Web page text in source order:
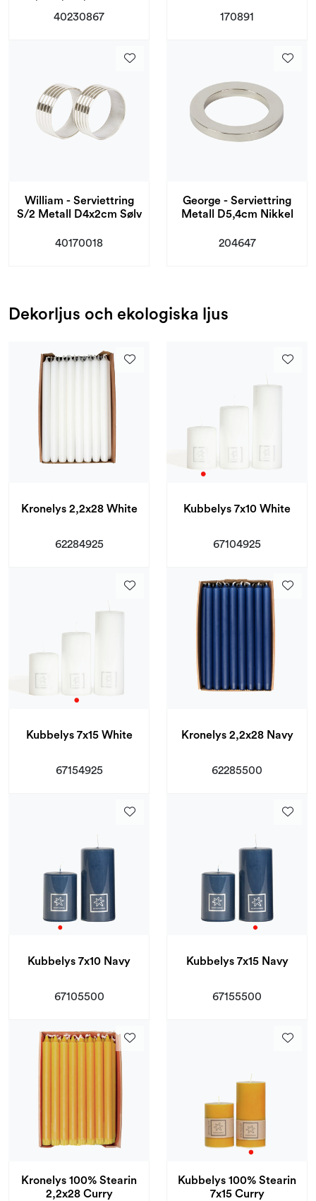
40230867
170891
William - Serviettring
S/2 Metall D4x2cm Sølv
40170018
George - Serviettring
Metall D5,4cm Nikkel
204647
Dekorljus och ekologiska ljus
Kronelys 2,2x28 White
62284925
Kubbelys 7x10 White
67104925
Kubbelys 7x15 White
67154925
Kronelys 2,2x28 Navy
62285500
Kubbelys 7x10 Navy
67105500
Kubbelys 7x15 Navy
67155500
Kronelys 100% Stearin
2,2x28 Curry
Kubbelys 100% Stearin
7x15 Curry